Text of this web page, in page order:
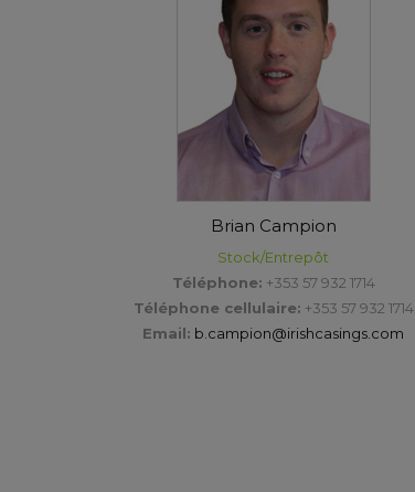
Brian Campion
Stock/Entrepôt
Téléphone: +353 57 932 1714
Téléphone cellulaire: +353 57 932 1714
Email: b.campion@irishcasings.com